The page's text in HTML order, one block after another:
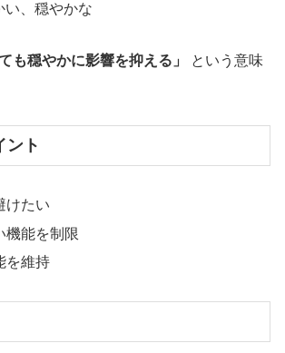
い、穏やかな
も穏やかに影響を抑える」
という意味
ント
けたい
機能を制限
を維持